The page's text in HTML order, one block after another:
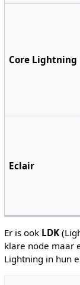
Core Lightning
Eclair
Er is ook LDK
klare node maar
Lightning in hun